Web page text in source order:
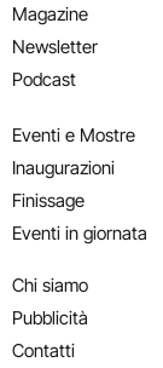
Magazine
Newsletter
Podcast
Eventi e Mostre
Inaugurazioni
Finissage
Eventi in giornata
Chi siamo
Pubblicità
Contatti